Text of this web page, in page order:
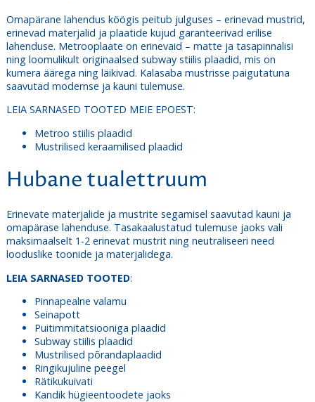
Omapärane lahendus köögis peitub julguses – erinevad mustrid,
erinevad materjalid ja plaatide kujud garanteerivad erilise
lahenduse. Metrooplaate on erinevaid – matte ja tasapinnalisi
ning loomulikult originaalsed subway stiilis plaadid, mis on
kumera äärega ning läikivad. Kalasaba mustrisse paigutatuna
saavutad modernse ja kauni tulemuse.
LEIA SARNASED TOOTED MEIE EPOEST:
Metroo stiilis plaadid
Mustrilised keraamilised plaadid
Hubane tualettruum
Erinevate materjalide ja mustrite segamisel saavutad kauni ja
omapärase lahenduse. Tasakaalustatud tulemuse jaoks vali
maksimaalselt 1-2 erinevat mustrit ning neutraliseeri need
looduslike toonide ja materjalidega.
LEIA SARNASED TOOTED:
Pinnapealne valamu
Seinapott
Puitimmitatsiooniga plaadid
Subway stiilis plaadid
Mustrilised põrandaplaadid
Ringikujuline peegel
Rätikukuivati
Kandik hügieentoodete jaoks